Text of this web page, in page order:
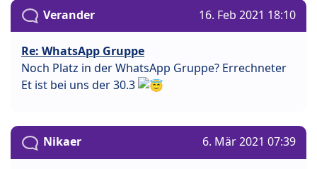
Verander 16. Feb 2021 18:10
Re: WhatsApp Gruppe
Noch Platz in der WhatsApp Gruppe? Errechneter
Et ist bei uns der 30.3
Nikaer 6. Mär 2021 07:39